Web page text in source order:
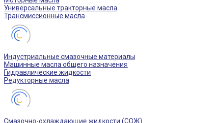
Универсальные тракторные масла
Трансмиссионные масла
Индустриальные смазочные материалы
Машинные масла общего назначения
Гидравлические жидкости
Редукторные масла
Смазочно-охлаждающие жидкости (СОЖ)